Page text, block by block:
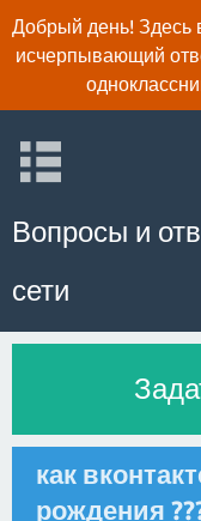
Добрый день! Здесь
исчерпывающий
Вопросы и
сети
как
рождения